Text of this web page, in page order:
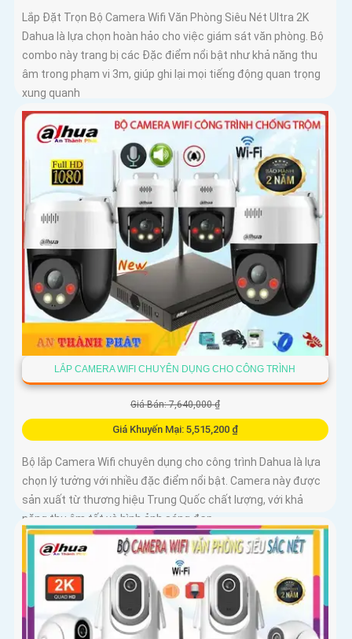
Lắp Đặt Trọn Bộ Camera Wifi Văn Phòng Siêu Nét Ultra 2K
Dahua là lựa chọn hoàn hảo cho việc giám sát văn phòng. Bộ
combo này trang bị các Đặc điểm nổi bật như khả năng thu
âm trong phạm vi 3m, giúp ghi lại mọi tiếng động quan trọng
xung quanh
LẮP CAMERA WIFI CHUYÊN DỤNG CHO CÔNG TRÌNH
Giá Bán: 7,640,000 ₫
Giá Khuyến Mại: 5,515,200 ₫
Bộ lắp Camera Wifi chuyên dụng cho công trình Dahua là lựa
chọn lý tưởng với nhiều đặc điểm nổi bật. Camera này được
sản xuất từ thương hiệu Trung Quốc chất lượng, với khả
năng thu âm tốt và hình ảnh sáng đẹp